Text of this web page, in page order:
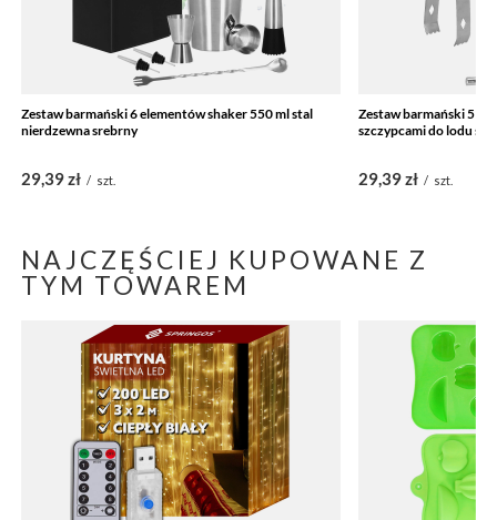
Zestaw barmański 6 elementów shaker 550 ml stal
nierdzewna srebrny
29,39 zł / szt.
Zestaw barmański 5
szczypcami do lodu
29,39 zł / szt.
NAJCZĘŚCIEJ KUPOWANE Z
TYM TOWAREM